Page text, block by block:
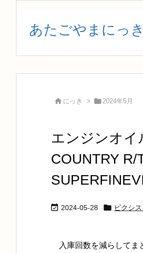
あたごやまにっき
 にっき > 2024年5月
エンジンオイ
COUNTRY
 2024-05-28  ピクシ
入庫回数を減らしてま